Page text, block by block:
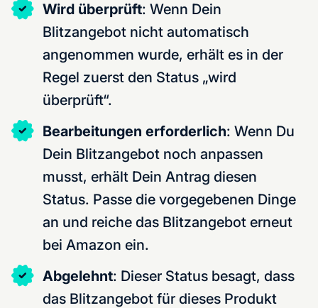
Wird überprüft: Wenn Dein
Blitzangebot nicht automatisch
angenommen wurde, erhält es in der
Regel zuerst den Status „wird
überprüft“.
Bearbeitungen erforderlich: Wenn Du
Dein Blitzangebot noch anpassen
musst, erhält Dein Antrag diesen
Status. Passe die vorgegebenen Dinge
an und reiche das Blitzangebot erneut
bei Amazon ein.
Abgelehnt: Dieser Status besagt, dass
das Blitzangebot für dieses Produkt